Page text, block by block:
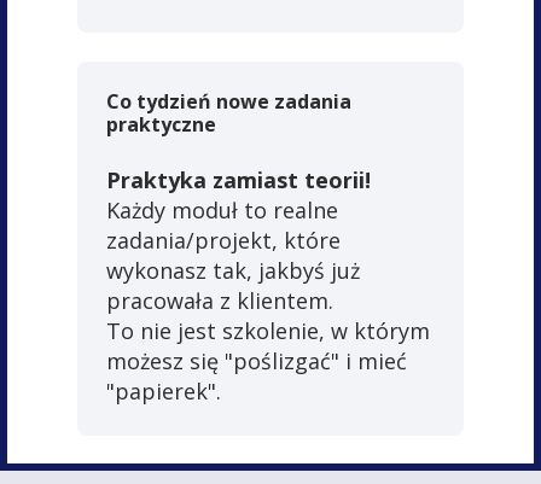
Co tydzień nowe zadania
praktyczne
Praktyka zamiast teorii!
Każdy moduł to realne
zadania/projekt, które
wykonasz tak, jakbyś już
pracowała z klientem.
To nie jest szkolenie, w którym
możesz się "poślizgać" i mieć
"papierek".